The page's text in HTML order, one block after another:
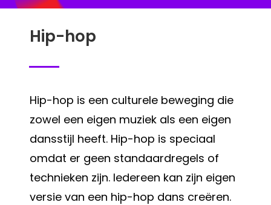
Hip-hop
Hip-hop is een culturele beweging die
zowel een eigen muziek als een eigen
dansstijl heeft. Hip-hop is speciaal
omdat er geen standaardregels of
technieken zijn. Iedereen kan zijn eigen
versie van een hip-hop dans creëren.